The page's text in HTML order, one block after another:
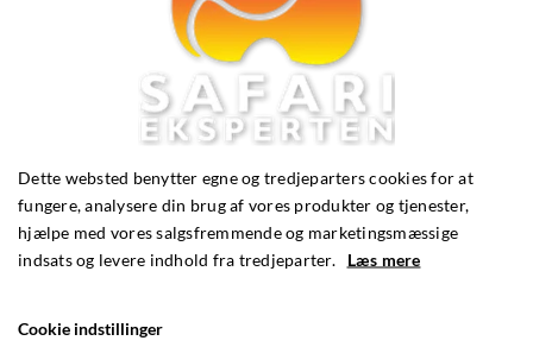
Dette websted benytter egne og tredjeparters cookies for at
fungere, analysere din brug af vores produkter og tjenester,
hjælpe med vores salgsfremmende og marketingsmæssige
indsats og levere indhold fra tredjeparter. Læs mere
Cookie indstillinger